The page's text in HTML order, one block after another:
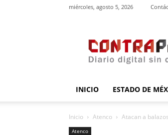
miércoles, agosto 5, 2026
INICIO ESTADO DE
Inicio Atenco Atacan a
Atenco